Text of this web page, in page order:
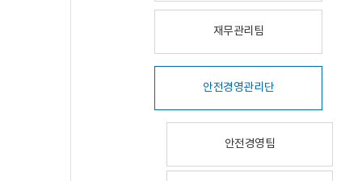
재무관리팀
안전경영관리단
안전경영팀